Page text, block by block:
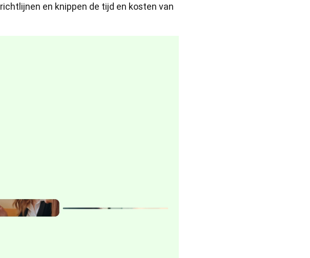
en knippen de tijd en kosten van